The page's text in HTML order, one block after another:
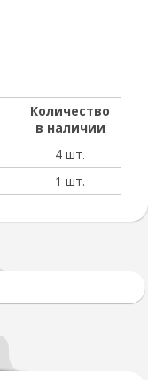
Количество
в наличии
4 шт.
1 шт.